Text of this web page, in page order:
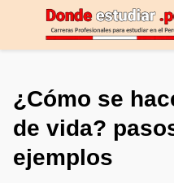
¿Cómo se
de vida?
ejemplos